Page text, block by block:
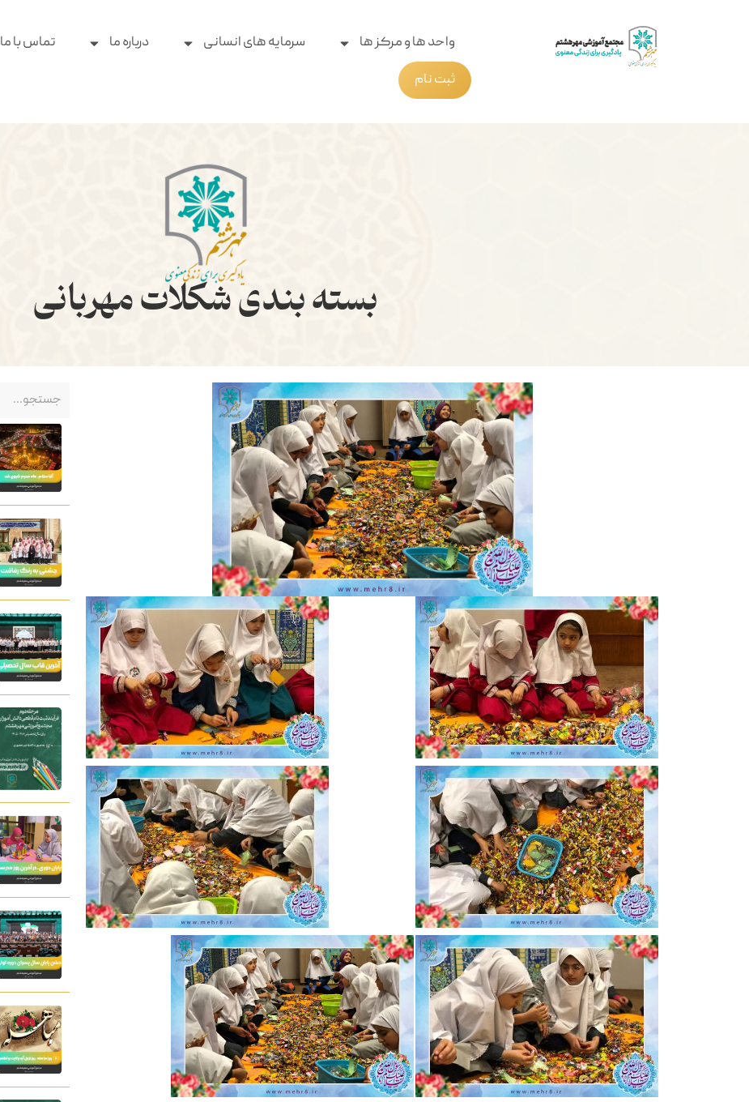
واحد ها و مرکز ها سرمایه های انسانی درباره ما تماس با ما
ثبت نام
بسته بندی شکلات مهربانی